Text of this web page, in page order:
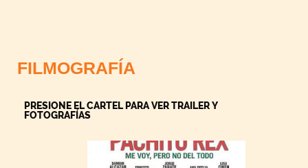
FILMOGRAFÍA
PRESIONE EL CARTEL PARA VER TRAILER Y
FOTOGRAFÍAS